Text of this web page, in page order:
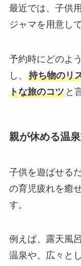
最近では、子供
ジャマを用意し
予約時にどのよ
し、 持ち物のリ
トな旅のコツと
親が休める温
子供を遊ばせる
の育児疲れを癒
す。
例えば、露天風
温泉や、広々と